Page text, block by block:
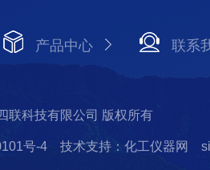
产品中心 联系
联科技有限公司 版权所有
号-4 技术支持：化工仪器网